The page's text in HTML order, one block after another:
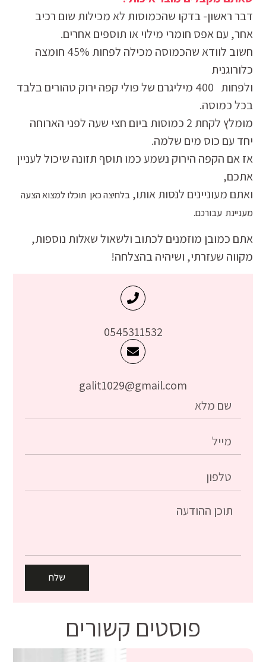
דבר ראשון- בדקו שהכמוסות לא מכילות שום רכיב
אחר, עם אפס חומרי מילוי או תוספים אחרים.
חשוב לוודא שהכמוסה מכילה לפחות 45% חומצה
כלורוגנית
ולפחות 400 מיליגרם של פולי קפה ירוק טהורים בלבד
בכל כמוסה.
מומלץ לקחת 2 כמוסות ביום חצי שעה לפני הארוחה
יחד עם כוס מים שלמה.
אז אם הקפה הירוק נשמע כמו תוסף תזונה שיכול לעניין
אתכם,
ואתם מעוניינים לנסות אותו,בלחיצה כאן תוכלו למצוא הצעה
מעניינת עבורכם.
אתם כמובן מוזמנים לכתוב ולשאול שאלות נוספות,
מקווה שעזרתי, ושיהיה בהצלחה!
0545311532
galit1029@gmail.com
שלח
פוסטים קשורים